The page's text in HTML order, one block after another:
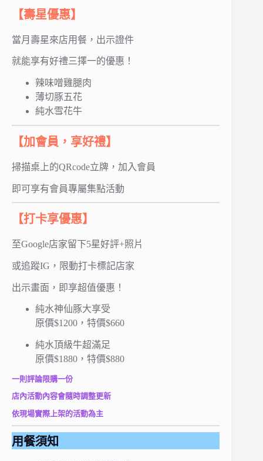
【壽星優惠】
當月壽星來店用餐，出示證件
就能享有好禮三擇一的優惠！
辣味噌雞腿肉
薄切豚五花
純水雪花牛
【加會員，享好禮】
掃描桌上的QRcode立牌，加入會員
即可享有會員專屬集點活動
【打卡享優惠】
至Google店家留下5星好評+照片
或追蹤IG，限動打卡標記店家
出示畫面，即享超值優惠！
純水神仙豚大享受
原價$1200，特價$660
純水頂級牛超滿足
原價$1880，特價$880
一則評論限購一份
店內活動內容會隨時調整更新
依現場實際上架的活動為主
用餐須知